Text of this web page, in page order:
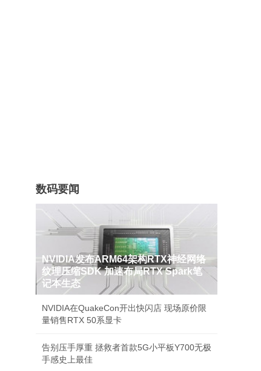
数码要闻
NVIDIA发布ARM64架构RTX神经网络
纹理压缩SDK 加速布局RTX Spark笔
记本生态
NVIDIA在QuakeCon开出快闪店 现场原价限
量销售RTX 50系显卡
告别压手厚重 拯救者首款5G小平板Y700无极
手感史上最佳